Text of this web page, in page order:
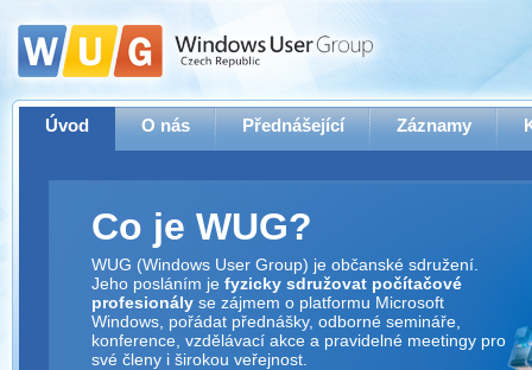
Úvod O nás Přednášející Záznamy
Co je WUG?
WUG (Windows User Group) je občanské sdružení.
Jeho posláním je fyzicky sdružovat počítačové
profesionály se zájmem o platformu Microsoft
Windows, pořádat přednášky, odborné semináře,
konference, vzdělávací akce a pravidelné meetingy pro
své členy i širokou veřejnost.